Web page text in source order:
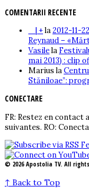
COMENTARII RECENTE
_ | +la2012-11-
Reynaud –
Vasilela
mai 2013) : clip
Marius la
Stăniloae”:
CONECTARE
FR: Restez en contact
suivantes. RO:
© 2026 Apostolia TV. All
↑ Back to Top